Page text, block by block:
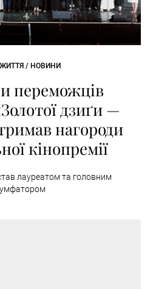
/ НОВИНИ
переможців
дзиґи —
нагороди
кінопремії
лауреатом та головним